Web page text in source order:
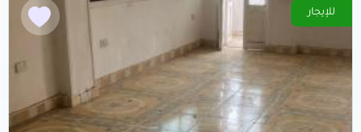
للإيجار